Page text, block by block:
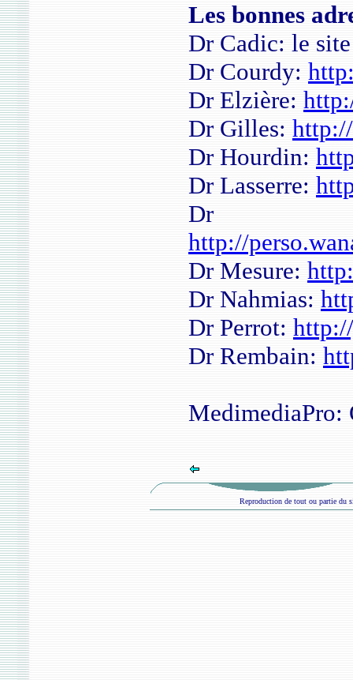
Les bonnes
Dr Cadic: le
Dr Courdy:
Dr Elzière:
Dr Gilles:
Dr Hourdin:
Dr Lasserre:
Dr
http://
Dr Mesure:
Dr Nahmias:
Dr Perrot:
Dr Rembain:
Reproduction de tout ou partie du